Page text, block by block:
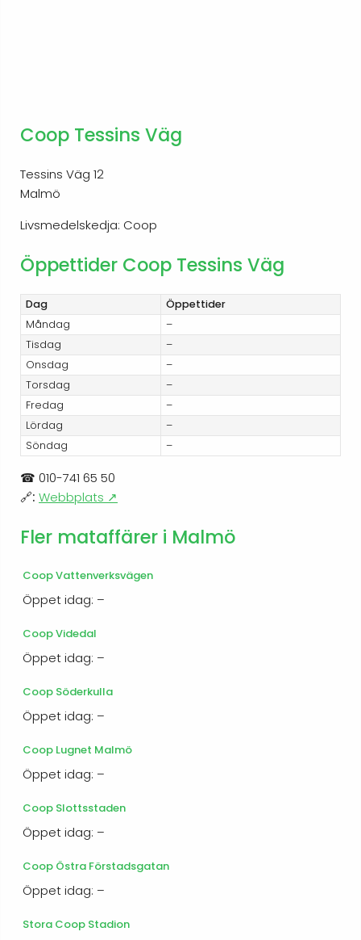
Coop Tessins Väg
Tessins Väg 12
Malmö
Livsmedelskedja: Coop
Öppettider Coop Tessins Väg
Dag
Öppettider
Måndag
–
Tisdag
–
Onsdag
–
Torsdag
–
Fredag
–
Lördag
–
Söndag
–
☎ 010-741 65 50
🔗: Webbplats ↗
Fler mataffärer i Malmö
Coop Vattenverksvägen
Öppet idag: –
Coop Videdal
Öppet idag: –
Coop Söderkulla
Öppet idag: –
Coop Lugnet Malmö
Öppet idag: –
Coop Slottsstaden
Öppet idag: –
Coop Östra Förstadsgatan
Öppet idag: –
Stora Coop Stadion